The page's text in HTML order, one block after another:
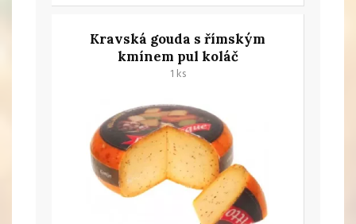
Kravská gouda s římským
kmínem pul koláč
1 ks